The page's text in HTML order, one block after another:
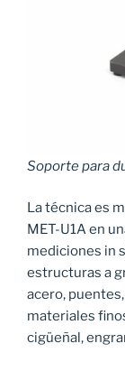
Soporte para
La técnica es
MET-U1A en
mediciones in
estructuras a
acero,
materiales
cigüeñal,